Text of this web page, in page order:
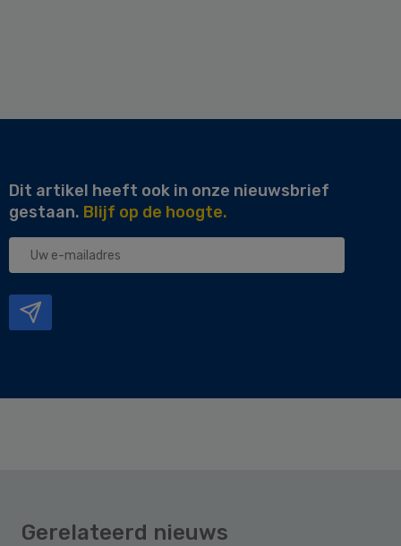
Dit artikel heeft ook in onze nieuwsbrief
gestaan. Blijf op de hoogte.
Uw
Gerelateerd nieuws